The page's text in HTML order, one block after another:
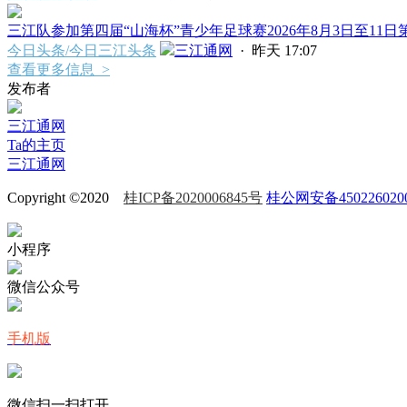
三江队参加第四届“山海杯”青少年足球赛2026年8月3日至11日
今日头条/今日三江头条
三江通网 · 昨天 17:07
查看更多信息 >
发布者
三江通网
Ta的主页
三江通网
Copyright ©2020 桂ICP备2020006845号 桂公网安备
小程序
微信公众号
手机版